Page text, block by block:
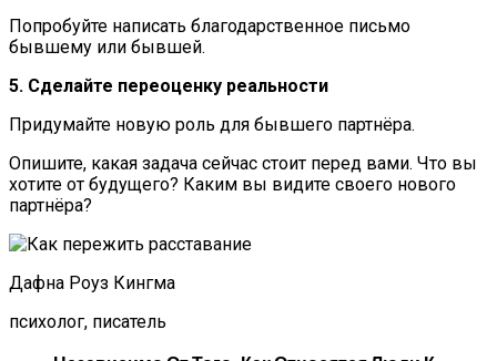
Попробуйте написать благодарственное письмо
бывшему или бывшей.
5. Сделайте переоценку реальности
Придумайте новую роль для бывшего партнёра.
Опишите, какая задача сейчас стоит перед вами. Что вы
хотите от будущего? Каким вы видите своего нового
партнёра?
Дафна Роуз Кингма
психолог, писатель